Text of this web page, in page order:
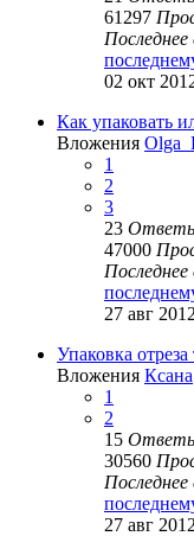
61297
02 окт
Как упаковать
Вложения
1
2
3
23
47000
27 авг
Упаковка отреза
Вложения Ксана
1
2
15
30560
27 авг